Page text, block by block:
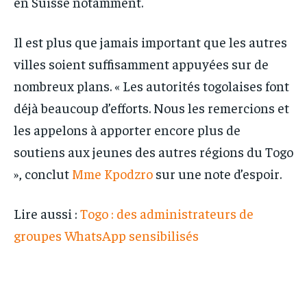
Il est plus que jamais important que les autres
villes soient suffisamment appuyées sur de
nombreux plans. « Les autorités togolaises font
déjà beaucoup d’efforts. Nous les remercions et
les appelons à apporter encore plus de
soutiens aux jeunes des autres régions du Togo
», conclut Mme Kpodzro sur une note d’espoir.
Lire aussi : Togo : des administrateurs de
groupes WhatsApp sensibilisés